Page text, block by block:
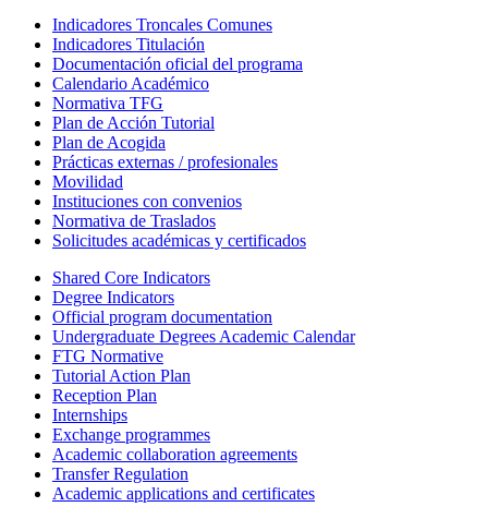
Indicadores Troncales Comunes
Indicadores Titulación
Documentación oficial del programa
Calendario Académico
Normativa TFG
Plan de Acción Tutorial
Plan de Acogida
Prácticas externas / profesionales
Movilidad
Instituciones con convenios
Normativa de Traslados
Solicitudes académicas y certificados
Shared Core Indicators
Degree Indicators
Official program documentation
Undergraduate Degrees Academic Calendar
FTG Normative
Tutorial Action Plan
Reception Plan
Internships
Exchange programmes
Academic collaboration agreements
Transfer Regulation
Academic applications and certificates